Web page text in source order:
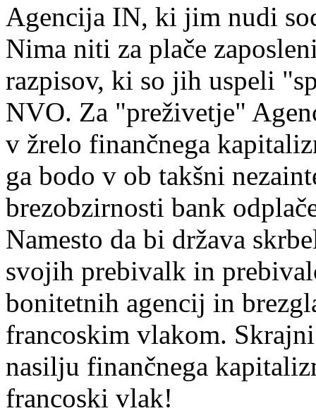
Agencija IN, ki jim nudi
Nima niti za plače
razpisov, ki so jih uspeli
NVO. Za "preživetje"
v žrelo finančnega
ga bodo v ob takšni
brezobzirnosti bank
Namesto da bi država
svojih prebivalk in
bonitetnih agencij in
francoskim vlakom.
nasilju finančnega
francoski vlak!